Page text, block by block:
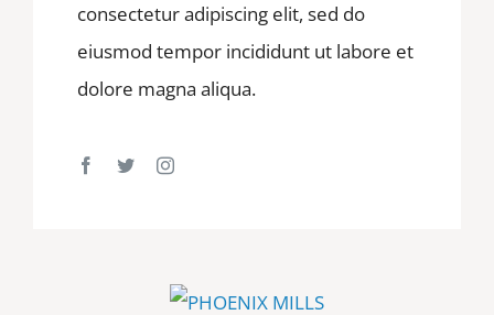
consectetur adipiscing elit, sed do
eiusmod tempor incididunt ut labore et
dolore magna aliqua.